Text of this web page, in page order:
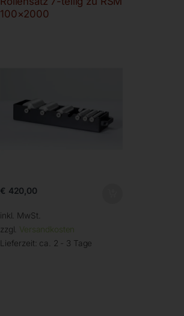
100×2000
€ 420,00
inkl. MwSt.
zzgl. Versandkosten
Lieferzeit: ca. 2 - 3 Tage